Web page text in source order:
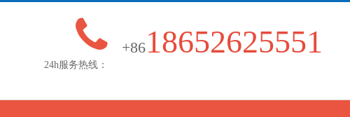

24h服务热线：
+8618652625551